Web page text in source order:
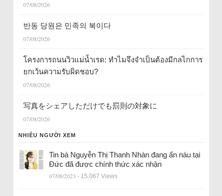
07/08/2026
반동 당원은 민족의 복이다
07/08/2026
โครงการถนนวิวแม่น้ำเรด: ทำไมจึงจำเป็นต้องมีกลไกการ
ยกเว้นความรับผิดชอบ?
07/08/2026
写真をシェアしただけでも罰則の対象に
07/08/2026
NHIỀU NGƯỜI XEM
Tin bà Nguyễn Thị Thanh Nhàn đang ẩn náu tại
Đức đã được chính thức xác nhận
07/08/2023 - 15.067 Views